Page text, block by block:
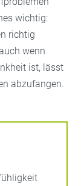
wichtig:
richtig
wenn
ist, lässt
abzufangen.